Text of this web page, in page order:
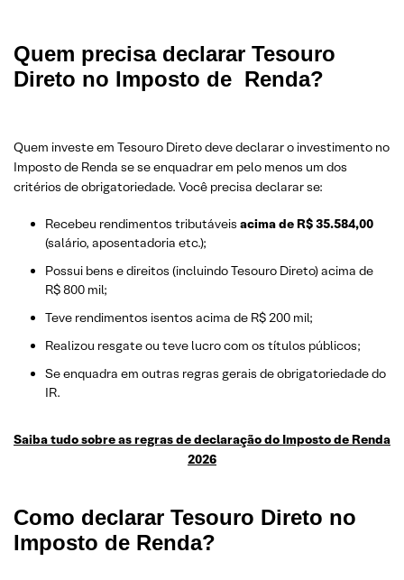
Quem precisa declarar Tesouro
Direto no Imposto de Renda?
Quem investe em Tesouro Direto deve declarar o investimento no
Imposto de Renda se se enquadrar em pelo menos um dos
critérios de obrigatoriedade. Você precisa declarar se:
Recebeu rendimentos tributáveis acima de R$ 35.584,00
(salário, aposentadoria etc.);
Possui bens e direitos (incluindo Tesouro Direto) acima de
R$ 800 mil;
Teve rendimentos isentos acima de R$ 200 mil;
Realizou resgate ou teve lucro com os títulos públicos;
Se enquadra em outras regras gerais de obrigatoriedade do
IR.
Saiba tudo sobre as regras de declaração do Imposto de Renda
2026
Como declarar Tesouro Direto no
Imposto de Renda?